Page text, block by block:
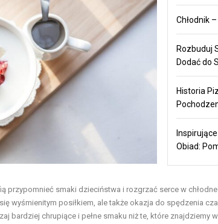
Chłodnik
Rozbuduj
Dodać do
Historia
Obiad:
przypomnieć smaki dzieciństwa i rozgrzać serce w chłodne
wyśmienitym posiłkiem, ale także okazja do spędzenia
bardziej chrupiące i pełne smaku niż te, które znajdziemy